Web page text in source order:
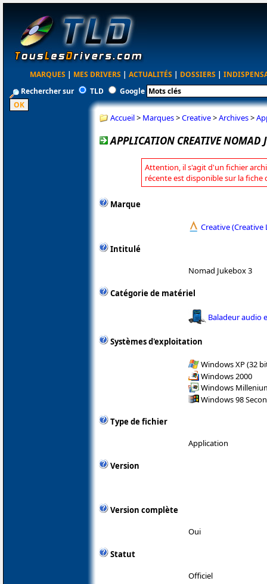
MARQUES | MES DRIVERS | ACTUALITÉS | DOSSIERS |
Rechercher sur
TLD Google
Accueil> Marques>Creative>Archives>
APPLICATION CREATIVE NOMAD
Attention, il s'agit d'un fichier
récente est disponible sur la fiche
Marque
Creative (Creative
Intitulé
Nomad Jukebox 3
Catégorie de matériel
Baladeur audio
Systèmes d'exploitation
Windows XP (32
Windows 2000
Windows
Windows 98
Type de fichier
Application
Version
Version complète
Oui
Statut
Officiel